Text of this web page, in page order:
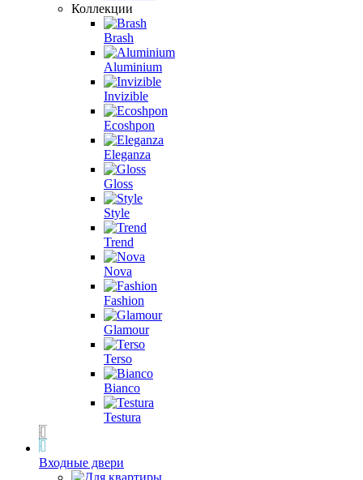
Коллекции
Brash
Aluminium
Invizible
Ecoshpon
Eleganza
Gloss
Style
Trend
Nova
Fashion
Glamour
Terso
Bianco
Testura
Входные двери